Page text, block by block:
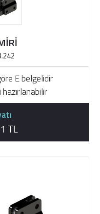
E belgelidir
TL